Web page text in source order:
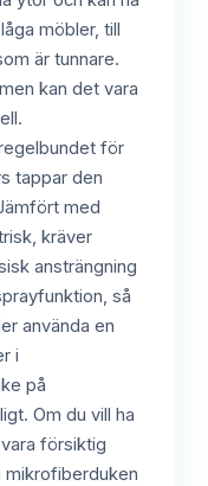
möbler, till
är tunnare.
kan det vara
för
tappar den
med
kräver
ansträngning
så
använda en
i
på
Om du vill ha
försiktig